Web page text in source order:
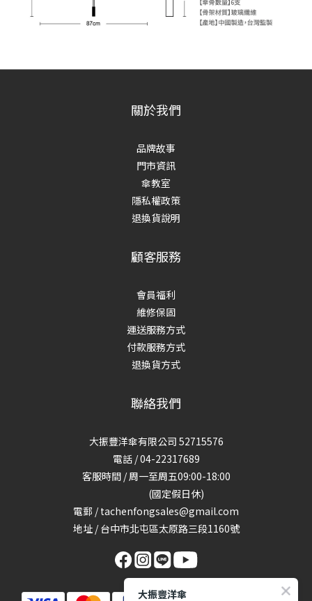
關於我們
品牌故事
門市資訊
傘教室
隱私權政策
退換貨說明
顧客服務
會員福利
維修保固
運送服務方式
付款服務方式
退換貨方式
聯絡我們
大振豐洋傘有限公司 52715576
電話 / 04-22317689
客服時間 / 周一至周五09:00-18:00
(國定假日休)
電郵 / tachenfongsales@gmail.com
地址 / 台中市北屯區太原路三段1160號
大振豐洋傘